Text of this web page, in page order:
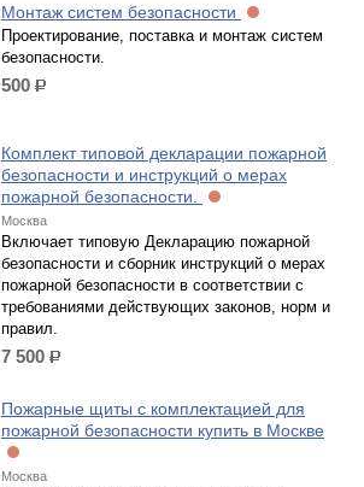
Монтаж систем безопасности
Проектирование, поставка и монтаж систем
безопасности.
500 р.
Комплект типовой декларации пожарной
безопасности и инструкций о мерах
пожарной безопасности.
Москва
Включает типовую Декларацию пожарной
безопасности и сборник инструкций о мерах
пожарной безопасности в соответствии с
требованиями действующих законов, норм и
правил.
7 500 р.
Пожарные щиты с комплектацией для
пожарной безопасности купить в Москве
Москва